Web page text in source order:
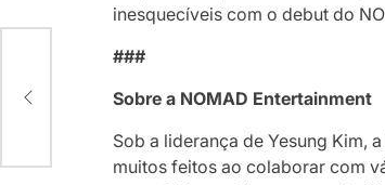
inesquecíveis com o debut do
###
Sobre a NOMAD Entertainment
Sob a liderança de Yesung Kim,
muitos feitos ao colaborar com